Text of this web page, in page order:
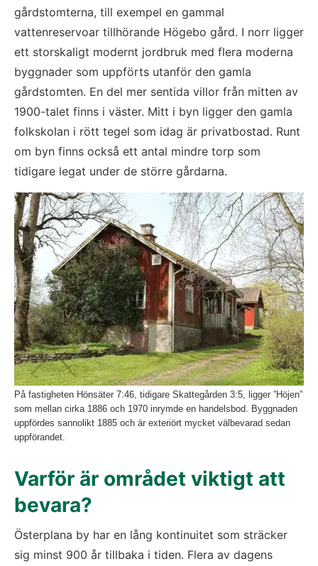
gårdstomterna, till exempel en gammal
vattenreservoar tillhörande Högebo gård. I norr ligger
ett storskaligt modernt jordbruk med flera moderna
byggnader som uppförts utanför den gamla
gårdstomten. En del mer sentida villor från mitten av
1900-talet finns i väster. Mitt i byn ligger den gamla
folkskolan i rött tegel som idag är privatbostad. Runt
om byn finns också ett antal mindre torp som
tidigare legat under de större gårdarna.
På fastigheten Hönsäter 7:46, tidigare Skattegården 3:5, ligger ”Höjen”
som mellan cirka 1886 och 1970 inrymde en handelsbod. Byggnaden
uppfördes sannolikt 1885 och är exteriört mycket välbevarad sedan
uppförandet.
Varför är området viktigt att
bevara?
Österplana by har en lång kontinuitet som sträcker
sig minst 900 år tillbaka i tiden. Flera av dagens